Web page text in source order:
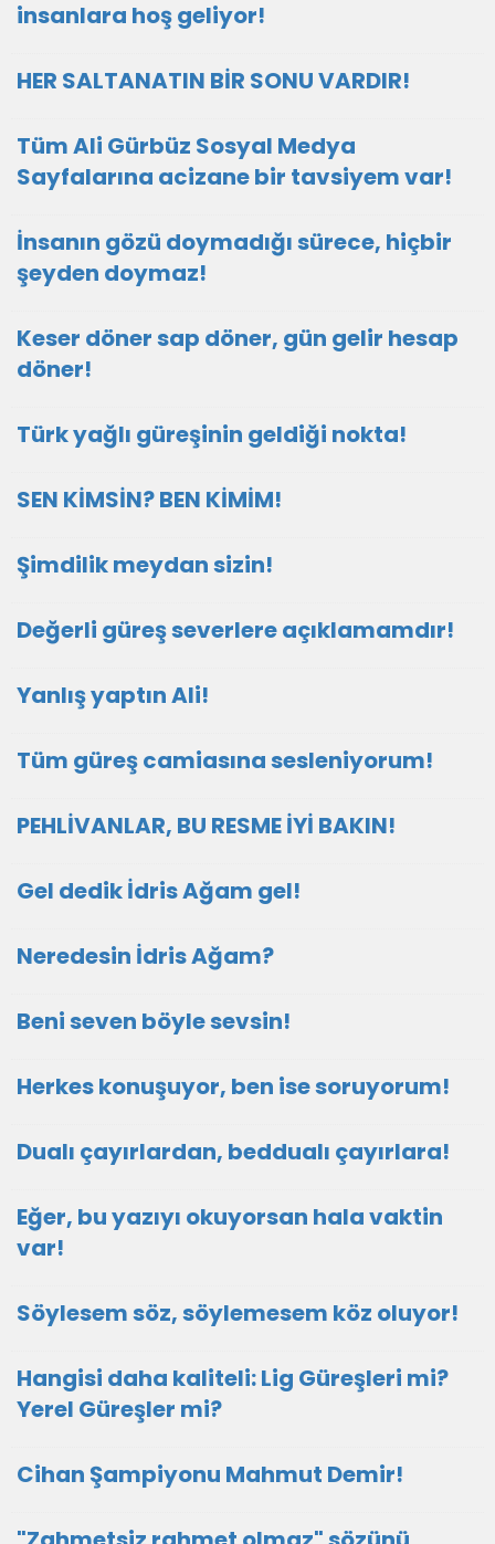
insanlara hoş geliyor!
HER SALTANATIN BİR SONU VARDIR!
Tüm Ali Gürbüz Sosyal Medya
Sayfalarına acizane bir tavsiyem var!
İnsanın gözü doymadığı sürece, hiçbir
şeyden doymaz!
Keser döner sap döner, gün gelir hesap
döner!
Türk yağlı güreşinin geldiği nokta!
SEN KİMSİN? BEN KİMİM!
Şimdilik meydan sizin!
Değerli güreş severlere açıklamamdır!
Yanlış yaptın Ali!
Tüm güreş camiasına sesleniyorum!
PEHLİVANLAR, BU RESME İYİ BAKIN!
Gel dedik İdris Ağam gel!
Neredesin İdris Ağam?
Beni seven böyle sevsin!
Herkes konuşuyor, ben ise soruyorum!
Dualı çayırlardan, beddualı çayırlara!
Eğer, bu yazıyı okuyorsan hala vaktin
var!
Söylesem söz, söylemesem köz oluyor!
Hangisi daha kaliteli: Lig Güreşleri mi?
Yerel Güreşler mi?
Cihan Şampiyonu Mahmut Demir!